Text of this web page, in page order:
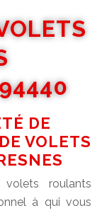
DE
VOLETS
roulants
à qui vous